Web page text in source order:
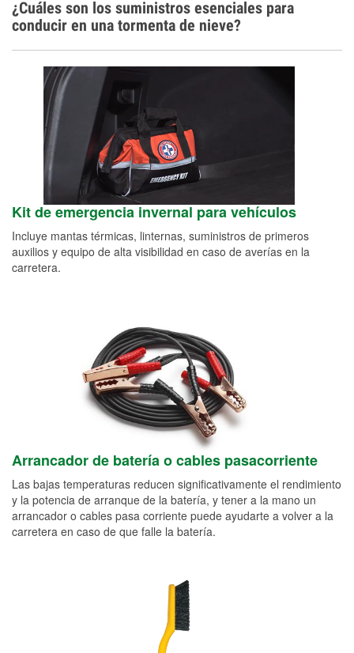
¿Cuáles son los suministros esenciales para
conducir en una tormenta de nieve?
Kit de emergencia invernal para vehículos
Incluye mantas térmicas, linternas, suministros de primeros
auxilios y equipo de alta visibilidad en caso de averías en la
carretera.
Arrancador de batería o cables pasacorriente
Las bajas temperaturas reducen significativamente el rendimiento
y la potencia de arranque de la batería, y tener a la mano un
arrancador o cables pasa corriente puede ayudarte a volver a la
carretera en caso de que falle la batería.